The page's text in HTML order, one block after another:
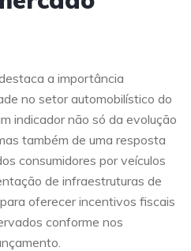
a importância
no setor automobilístico do
indicador não só da evolução
também de uma resposta
consumidores por veículos
de infraestruturas de
oferecer incentivos fiscais
conforme nos